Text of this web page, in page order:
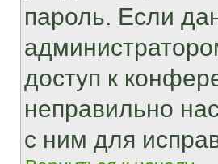
пароль. Если
доступ к
неправильно
с ним для